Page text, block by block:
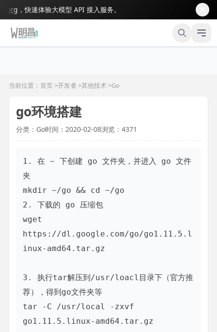
，快速体验大模型 API 接入服务。
当前位置：首页 >开发者 >其他技术 >Go
go环境搭建
分类：Go时间：2020-02-08浏览：4371
1. 在 ~ 下创建 go 文件夹，并进入 go 文件
夹
mkdir ~/go && cd ~/go
2. 下载的 go 压缩包
wget
https://dl.google.com/go/go1.11.5.l
inux-amd64.tar.gz
3. 执行tar解压到/usr/loacl目录下（官方推
荐），得到go文件夹等
tar -C /usr/local -zxvf
go1.11.5.linux-amd64.tar.gz